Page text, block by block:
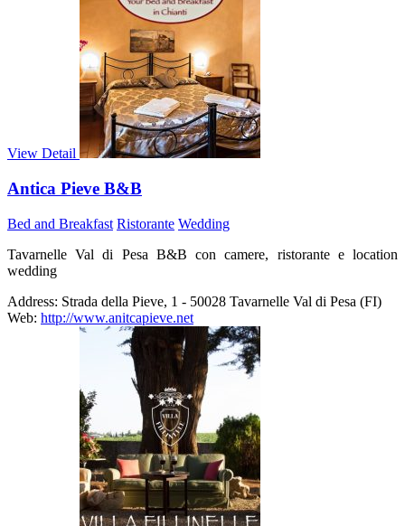
View Detail
Antica Pieve B&B
Bed and Breakfast Ristorante Wedding
Tavarnelle Val di Pesa B&B con camere, ristorante e location
wedding
Address: Strada della Pieve, 1 - 50028 Tavarnelle Val di Pesa (FI)
Web: http://www.anitcapieve.net